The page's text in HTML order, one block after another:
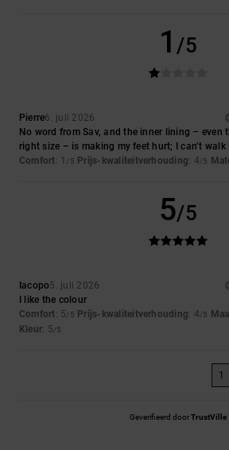
1 /5
Pierre6. juli 2026
No word from Sav, and the inner lining – even
right size – is making my feet hurt; I can’t walk
Comfort: 1 /5 Prijs-kwaliteitverhouding: 4/5
5/5
Iacopo5. juli 2026
I like the colour
Comfort: 5/5 Prijs-kwaliteitverhouding: 4/5
Kleur: 5/5
1
Geverifieerd doorTrustVille